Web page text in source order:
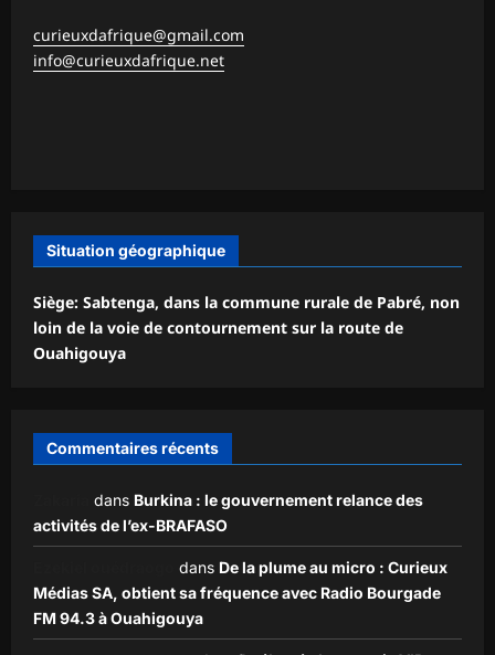
curieuxdafrique@gmail.com
info@curieuxdafrique.net
Situation géographique
Siège: Sabtenga, dans la commune rurale de Pabré, non
loin de la voie de contournement sur la route de
Ouahigouya
Commentaires récents
dans Burkina : le gouvernement relance des
activités de l’ex-BRAFASO
dans De la plume au micro : Curieux
Médias SA, obtient sa fréquence avec Radio Bourgade
FM 94.3 à Ouahigouya